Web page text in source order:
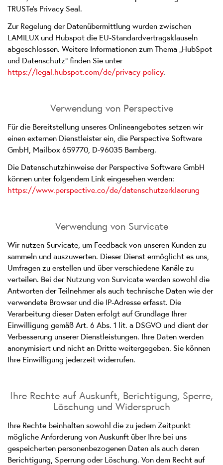
TRUSTe's Privacy Seal.
Zur Regelung der Datenübermittlung wurden zwischen
LAMILUX und Hubspot die EU-Standardvertragsklauseln
abgeschlossen. Weitere Informationen zum Thema „HubSpot
und Datenschutz“ finden Sie unter
https://legal.hubspot.com/de/privacy-policy.
Verwendung von Perspective
Für die Bereitstellung unseres Onlineangebotes setzen wir
einen externen Dienstleister ein, die Perspective Software
GmbH, Mailbox 659770, D-96035 Bamberg.
Die Datenschutzhinweise der Perspective Software GmbH
können unter folgendem Link eingesehen werden:
https://www.perspective.co/de/datenschutzerklaerung
Verwendung von Survicate
Wir nutzen Survicate, um Feedback von unseren Kunden zu
sammeln und auszuwerten. Dieser Dienst ermöglicht es uns,
Umfragen zu erstellen und über verschiedene Kanäle zu
verteilen. Bei der Nutzung von Survicate werden sowohl die
Antworten der Teilnehmer als auch technische Daten wie der
verwendete Browser und die IP-Adresse erfasst. Die
Verarbeitung dieser Daten erfolgt auf Grundlage Ihrer
Einwilligung gemäß Art. 6 Abs. 1 lit. a DSGVO und dient der
Verbesserung unserer Dienstleistungen. Ihre Daten werden
anonymisiert und nicht an Dritte weitergegeben. Sie können
Ihre Einwilligung jederzeit widerrufen.
Ihre Rechte auf Auskunft, Berichtigung, Sperre,
Löschung und Widerspruch
Ihre Rechte beinhalten sowohl die zu jedem Zeitpunkt
mögliche Anforderung von Auskunft über Ihre bei uns
gespeicherten personenbezogenen Daten als auch deren
Berichtigung, Sperrung oder Löschung. Von dem Recht auf